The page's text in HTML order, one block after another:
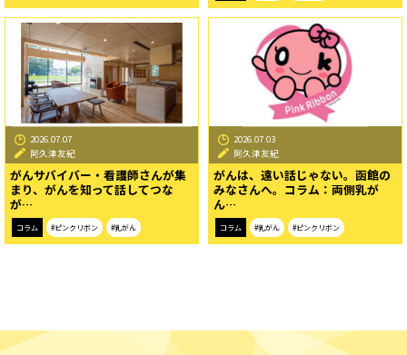
2026.07.07
阿久津友紀
がんサバイバー・看護師さんが集
まり、がんを知って話してつな
が…
コラム #ピンクリボン #乳がん
2026.07.03
阿久津友紀
がんは、遠い話じゃない。函館の
みなさんへ。コラム：両側乳が
ん…
コラム #乳がん #ピンクリボン